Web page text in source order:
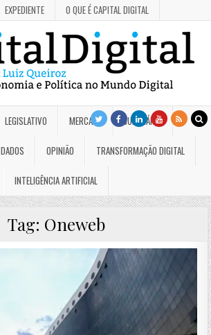
EXPEDIENTE O QUE É CAPITAL DIGITAL
LEGISLATIVO MERCADO JUDICIÁRIO
DADOS OPINIÃO TRANSFORMAÇÃO DIGITAL
INTELIGÊNCIA ARTIFICIAL
Tag: Oneweb